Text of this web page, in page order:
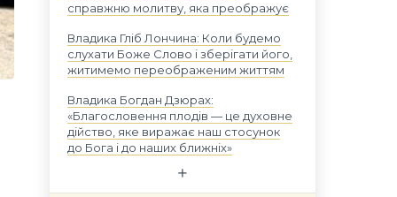
справжню молитву, яка преображує
Владика Гліб Лончина: Коли будемо
слухати Боже Слово і зберігати його,
житимемо переображеним життям
Владика Богдан Дзюрах:
«Благословення плодів — це духовне
дійство, яке виражає наш стосунок
до Бога і до наших ближніх»